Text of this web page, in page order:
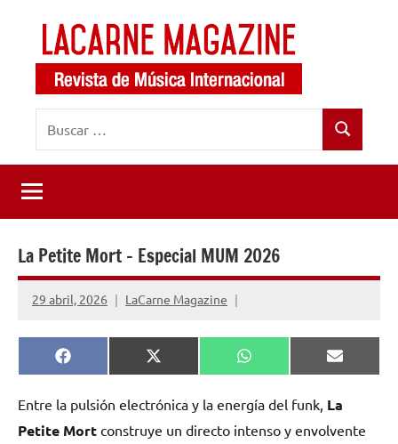
contenido
LaCarne
Magazine
de
música
internacional
Buscar
La Petite Mort – Especial MUM 2026
29 abril, 2026 LaCarne Magazine
Compartir
en
Facebook
Compartir
en
X
(Twitter)
Compartir
en
WhatsApp
en
Email
Entre la pulsión electrónica y la energía del funk, La
Petite Mort construye un directo intenso y envolvente